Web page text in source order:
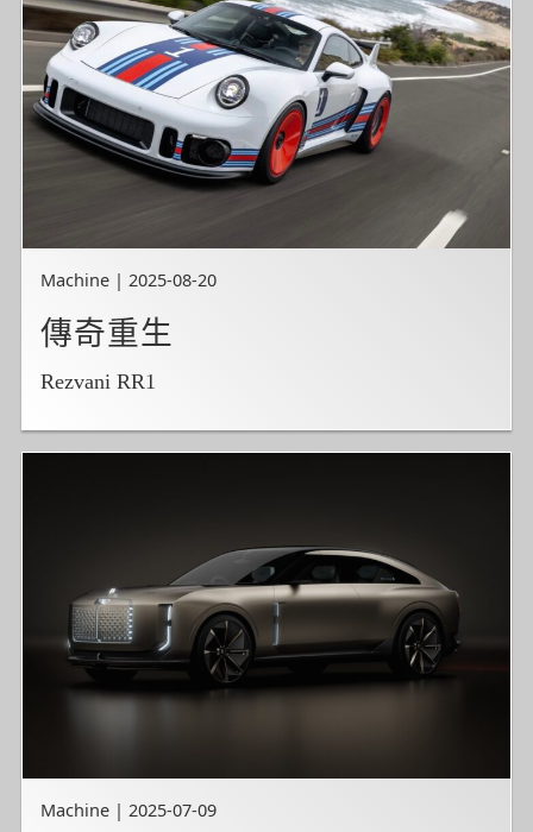
Machine | 2025-08-20
傳奇重生
Rezvani RR1
Machine | 2025-07-09